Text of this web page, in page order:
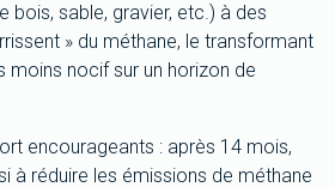
bois, sable, gravier, etc.) à des
» du méthane, le transformant
moins nocif sur un horizon de
encourageants : après 14 mois,
à réduire les émissions de méthane